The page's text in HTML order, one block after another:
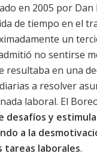
en 2005 por Dan
de tiempo en el
un
no sentirse
resultaba en una
a resolver
laboral. El
desafíos y
a la
tareas laborales.